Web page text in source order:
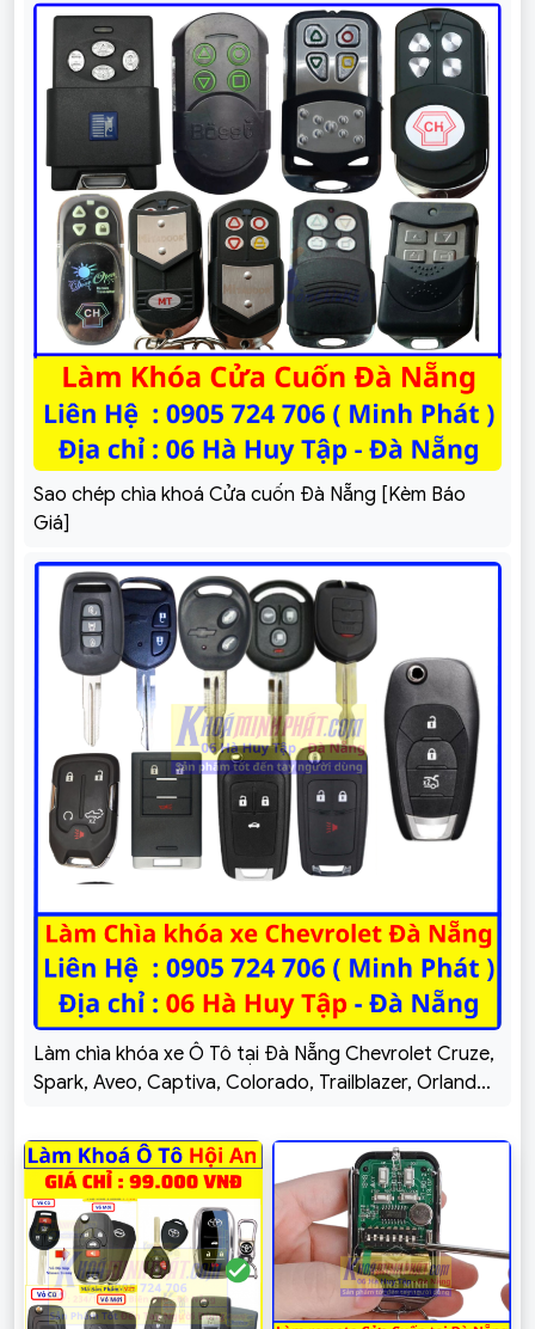
Sao chép chìa khoá Cửa cuốn Đà Nẵng [Kèm Báo
Giá]
Làm chìa khóa xe Ô Tô tại Đà Nẵng Chevrolet Cruze,
Spark, Aveo, Captiva, Colorado, Trailblazer, Orlando,